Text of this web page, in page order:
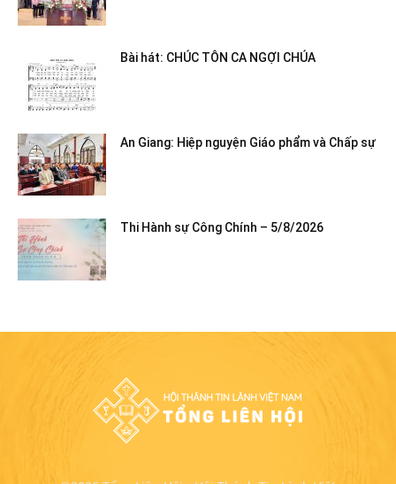
Bài hát: CHÚC TÔN CA NGỢI CHÚA
An Giang: Hiệp nguyện Giáo phẩm và Chấp sự
Thi Hành sự Công Chính – 5/8/2026